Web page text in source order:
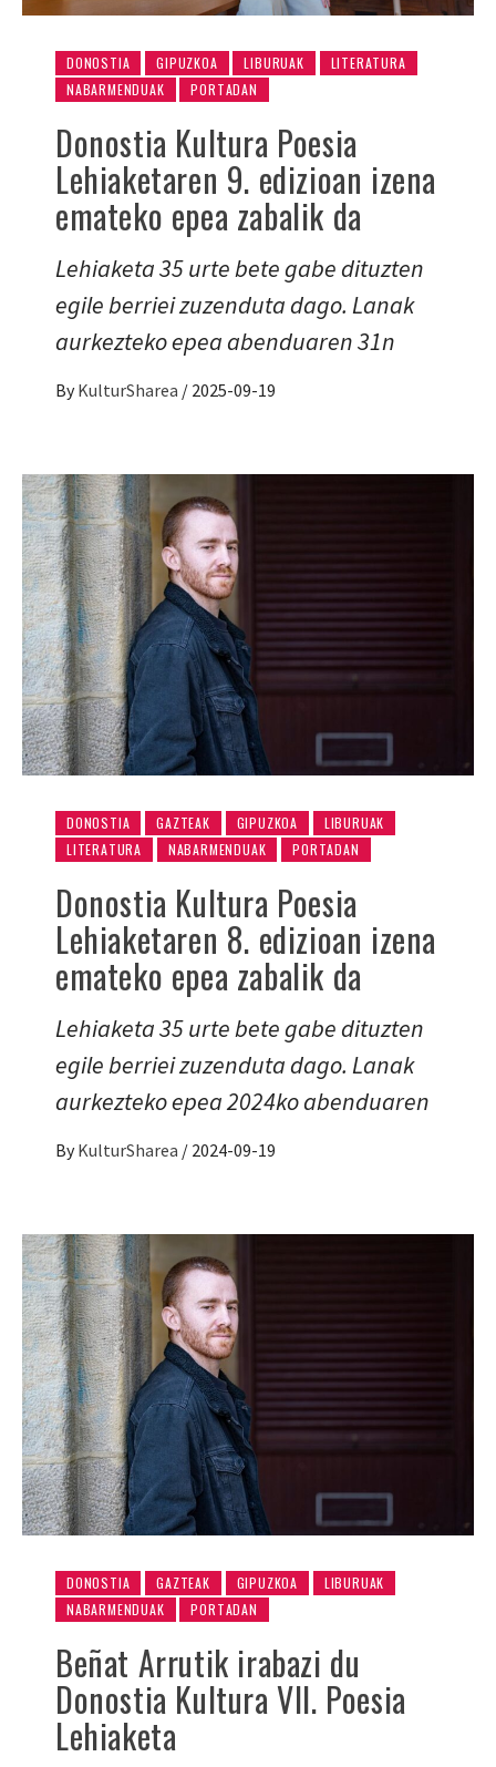
DONOSTIA GIPUZKOA LIBURUAK
LITERATURA
NABARMENDUAK
PORTADAN
Donostia Kultura Poesia
Lehiaketaren 9. edizioan izena
emateko epea zabalik da
Lehiaketa 35 urte bete gabe dituzten
egile berriei zuzenduta dago. Lanak
aurkezteko epea abenduaren 31n
By KulturSharea / 2025-09-19
DONOSTIA GAZTEAK GIPUZKOA
LIBURUAK
LITERATURA
NABARMENDUAK PORTADAN
Donostia Kultura Poesia
Lehiaketaren 8. edizioan izena
emateko epea zabalik da
Lehiaketa 35 urte bete gabe dituzten
egile berriei zuzenduta dago. Lanak
aurkezteko epea 2024ko abenduaren
By KulturSharea / 2024-09-19
DONOSTIA GAZTEAK GIPUZKOA
LIBURUAK
NABARMENDUAK
PORTADAN
Beñat Arrutik irabazi du
Donostia Kultura VII. Poesia
Lehiaketa